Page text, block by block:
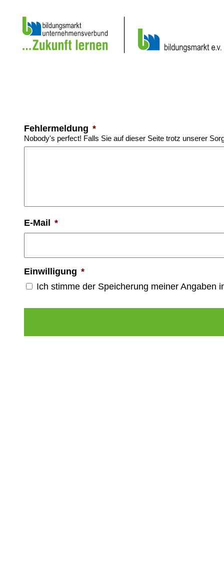
Fehlermeldung *
Nobody's perfect! Falls Sie auf dieser Seite trotz unserer
E-Mail *
Einwilligung *
Ich stimme der Speicherung meiner Angaben